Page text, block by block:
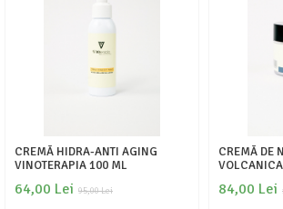
CREMĂ HIDRA-ANTI AGING
VINOTERAPIA 100 ML
95,00 Lei
64,00 Lei
CREMĂ DE
84,00 Lei